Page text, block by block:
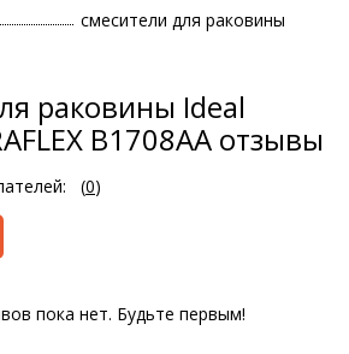
смесители для раковины
раковины Ideal
B1708AA отзывы
(0)
пока нет. Будьте первым!